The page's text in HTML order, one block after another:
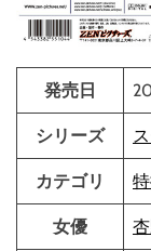
発売日
シリーズ
カテゴリ
女優